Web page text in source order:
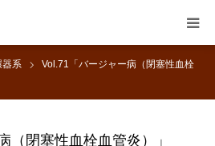
器系
Vol.71「バージャー病（閉塞性血栓
（閉塞性血栓血管炎）」